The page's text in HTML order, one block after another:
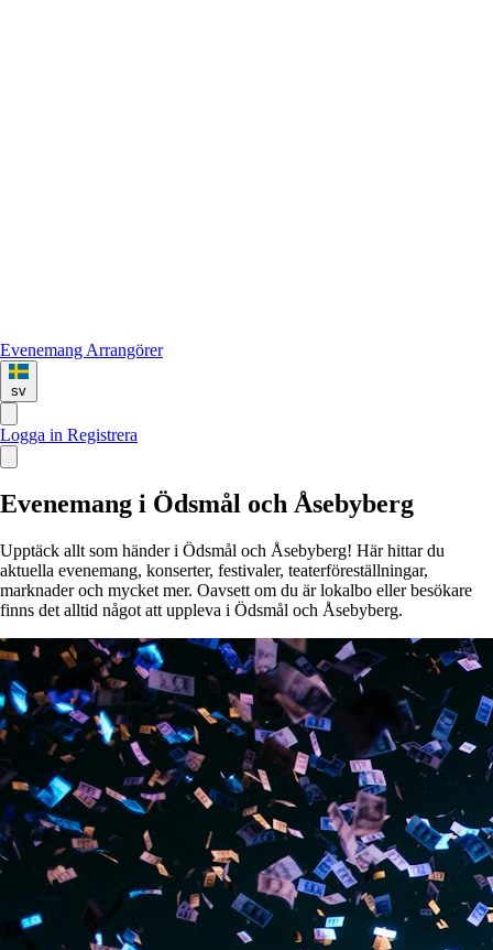
Evenemang Arrangörer
sv
Logga in Registrera
Evenemang i Ödsmål och Åsebyberg
Upptäck allt som händer i Ödsmål och Åsebyberg! Här hittar du
aktuella evenemang, konserter, festivaler, teaterföreställningar,
marknader och mycket mer. Oavsett om du är lokalbo eller besökare
finns det alltid något att uppleva i Ödsmål och Åsebyberg.